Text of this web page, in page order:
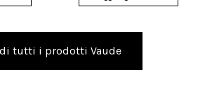
tutti i prodotti Vaude